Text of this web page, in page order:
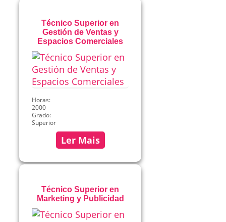
Técnico Superior en
Gestión de Ventas y
Espacios Comerciales
Horas:
2000
Grado:
Superior
Ler Mais
Técnico Superior en
Marketing y Publicidad